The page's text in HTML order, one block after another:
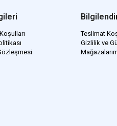
Teslimat
Gizlilik ve